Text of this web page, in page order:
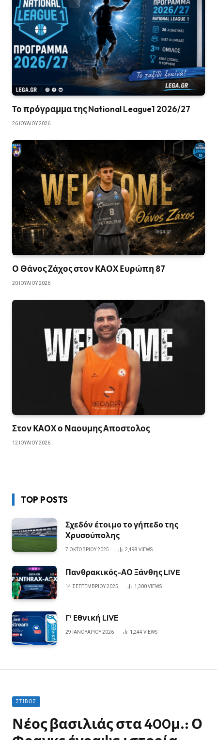
Το πρόγραμμα της National League1 2026/27
26 ΙΟΥΛΊΟΥ 2026
Ο Θάνος Ζάχος στον ΚΑΟΧ Ευρώπη 87
20 ΙΟΥΛΊΟΥ 2026
Στον ΚΑΟΧ ο Ναουμης Αποστολος
12 ΙΟΥΛΊΟΥ 2026
TOP POSTS
Σχεδόν έτοιμο το γήπεδο της
Χρυσούπολης
7 ΟΚΤΩΒΡΊΟΥ 2025 2,498 VIEWS
Πανθρακικός-ΑΟ Ξάνθης LIVE
14 ΣΕΠΤΕΜΒΡΊΟΥ 2025 1,300VIEWS
Γ’ Εθνική LIVE
29 ΙΑΝΟΥΑΡΊΟΥ 2026 1,244 VIEWS
ΣΤΊΒΟΣ
Νέος βασιλιάς στα 400μ.: Ο